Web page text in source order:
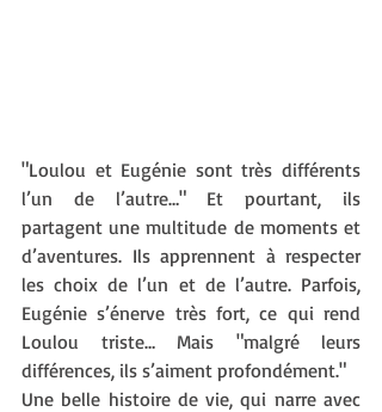
"Loulou et Eugénie sont très différents
l’un de l’autre…" Et pourtant, ils
partagent une multitude de moments et
d’aventures. Ils apprennent à respecter
les choix de l’un et de l’autre. Parfois,
Eugénie s’énerve très fort, ce qui rend
Loulou triste… Mais "malgré leurs
différences, ils s’aiment profondément."
Une belle histoire de vie, qui narre avec